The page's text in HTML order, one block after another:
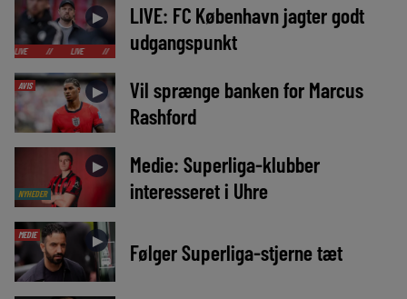
►
LIVE // LIVE // LIVE // LIVE //
LIVE: FC København jagter godt
udgangspunkt
AVIS ►
Vil sprænge banken for Marcus
Rashford
NYHEDER
►
Medie: Superliga-klubber
interesseret i Uhre
MEDIE ► Følger Superliga-stjerne tæt